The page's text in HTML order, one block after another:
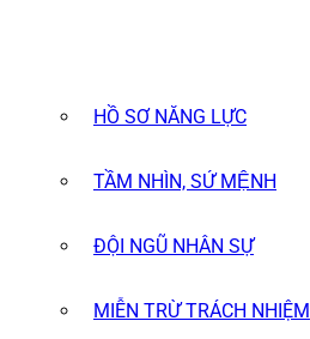
HỒ SƠ NĂNG LỰC
TẦM NHÌN, SỨ MỆNH
ĐỘI NGŨ NHÂN SỰ
MIỄN TRỪ TRÁCH NHIỆM